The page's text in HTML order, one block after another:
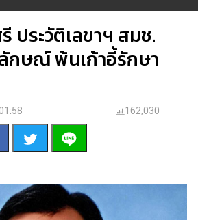
ประวัติเลขาฯ สมช.
กษณ์ พ้นเก้าอี้รักษา
162,030